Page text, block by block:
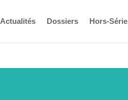
Actualités Dossiers Hors-Série